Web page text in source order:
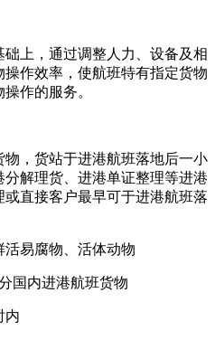
上，通过调整人力、设备及相
作效率，使航班特有指定货物
作的服务。
，货站于进港航班落地后一小
解理货、进港单证整理等进港
直接客户最早可于进港航班落
易腐物、活体动物
国内进港航班货物
内